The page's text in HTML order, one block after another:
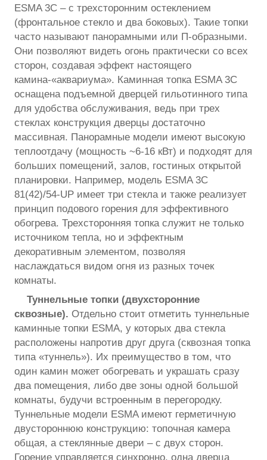
ESMA 3C – с трехсторонним остеклением
(фронтальное стекло и два боковых). Такие топки
часто называют панорамными или П-образными.
Они позволяют видеть огонь практически со всех
сторон, создавая эффект настоящего
камина-«аквариума». Каминная топка ESMA 3C
оснащена подъемной дверцей гильотинного типа
для удобства обслуживания, ведь при трех
стеклах конструкция дверцы достаточно
массивная. Панорамные модели имеют высокую
теплоотдачу (мощность ~6-16 кВт) и подходят для
больших помещений, залов, гостиных открытой
планировки. Например, модель ESMA 3C
81(42)/54-UP имеет три стекла и также реализует
принцип подового горения для эффективного
обогрева. Трехсторонняя топка служит не только
источником тепла, но и эффектным
декоративным элементом, позволяя
наслаждаться видом огня из разных точек
комнаты.
Туннельные топки (двухсторонние
сквозные). Отдельно стоит отметить туннельные
каминные топки ESMA, у которых два стекла
расположены напротив друг друга (сквозная топка
типа «туннель»). Их преимущество в том, что
один камин может обогревать и украшать сразу
два помещения, либо две зоны одной большой
комнаты, будучи встроенным в перегородку.
Туннельные модели ESMA имеют герметичную
двустороннюю конструкцию: топочная камера
общая, а стеклянные двери – с двух сторон.
Горение управляется синхронно, одна дверца